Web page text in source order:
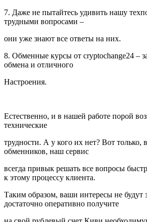
7. Даже не пытайтесь удивить нашу
трудными вопросами –
они уже знают все ответы на них.
8. Обменные курсы от cryptochange24 –
обмена и отличного
Настроения.
Естественно, и в нашей работе порой
технические
трудности. А у кого их нет? Вот только,
обменников, наш сервис
всегда привык решать все вопросы
к этому процессу клиента.
Таким образом, ваши интересы не будут
достаточно оперативно получите